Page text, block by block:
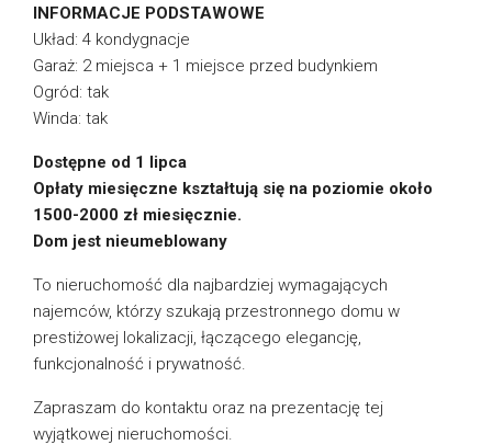
INFORMACJE PODSTAWOWE
Układ: 4 kondygnacje
Garaż: 2 miejsca + 1 miejsce przed budynkiem
Ogród: tak
Winda: tak
Dostępne od 1 lipca
Opłaty miesięczne kształtują się na poziomie około
1500-2000 zł miesięcznie.
Dom jest nieumeblowany
To nieruchomość dla najbardziej wymagających
najemców, którzy szukają przestronnego domu w
prestiżowej lokalizacji, łączącego elegancję,
funkcjonalność i prywatność.
Zapraszam do kontaktu oraz na prezentację tej
wyjątkowej nieruchomości.